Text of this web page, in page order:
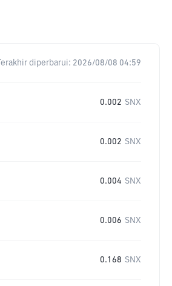
Terakhir diperbarui: 2026/08/08 04:59
0.002 SNX
0.002 SNX
0.004 SNX
0.006 SNX
0.168 SNX